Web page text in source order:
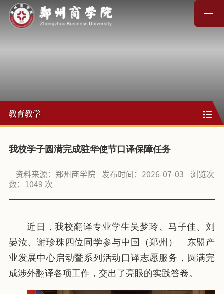
教育教学
我校学子圆满完成驻华使节口译保障任务
资料来源：郑州商学院 发布时间：2026-07-03
浏览次
数：
1049 次
近日，我校翻译专业学生吴梦玲、马子佳、刘
晏汝、谢珍珠四位同学参与中国（郑州）—东盟产
业发展中心启动暨系列活动口译志愿服务，圆满完
成涉外翻译各项工作，交出了亮眼的实践答卷。